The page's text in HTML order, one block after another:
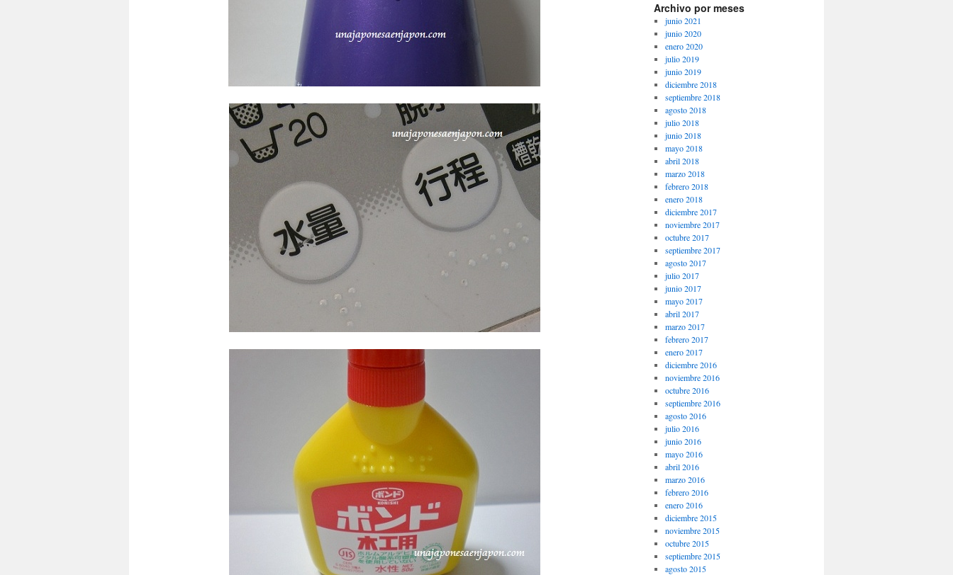
Archivo por meses
junio 2021
junio 2020
enero 2020
julio 2019
junio 2019
diciembre 2018
septiembre 2018
agosto 2018
julio 2018
junio 2018
mayo 2018
abril 2018
marzo 2018
febrero 2018
enero 2018
diciembre 2017
noviembre 2017
octubre 2017
septiembre 2017
agosto 2017
julio 2017
junio 2017
mayo 2017
abril 2017
marzo 2017
febrero 2017
enero 2017
diciembre 2016
noviembre 2016
octubre 2016
septiembre 2016
agosto 2016
julio 2016
junio 2016
mayo 2016
abril 2016
marzo 2016
febrero 2016
enero 2016
diciembre 2015
noviembre 2015
octubre 2015
septiembre 2015
agosto 2015